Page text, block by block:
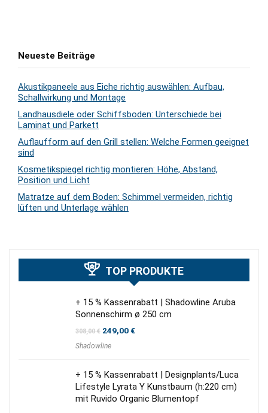
Neueste Beiträge
Akustikpaneele aus Eiche richtig auswählen: Aufbau,
Schallwirkung und Montage
Landhausdiele oder Schiffsboden: Unterschiede bei
Laminat und Parkett
Auflaufform auf den Grill stellen: Welche Formen geeignet
sind
Kosmetikspiegel richtig montieren: Höhe, Abstand,
Position und Licht
Matratze auf dem Boden: Schimmel vermeiden, richtig
lüften und Unterlage wählen
TOP PRODUKTE
+ 15 % Kassenrabatt | Shadowline Aruba
Sonnenschirm ø 250 cm
308,00€ Ursprünglicher
war:
249,00€Aktueller
Shadowline
+ 15 % Kassenrabatt | Designplants/Luca
Lifestyle Lyrata Y Kunstbaum (h:220 cm)
mit Ruvido Organic Blumentopf